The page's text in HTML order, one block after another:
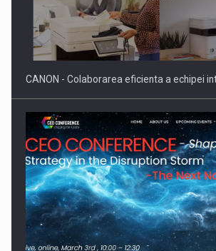
Producatorii si comerciantii care nu se
reglementari…
Proteinmaxxing and the Future of Protein
CANON - Colaborarea eficienta a echipei